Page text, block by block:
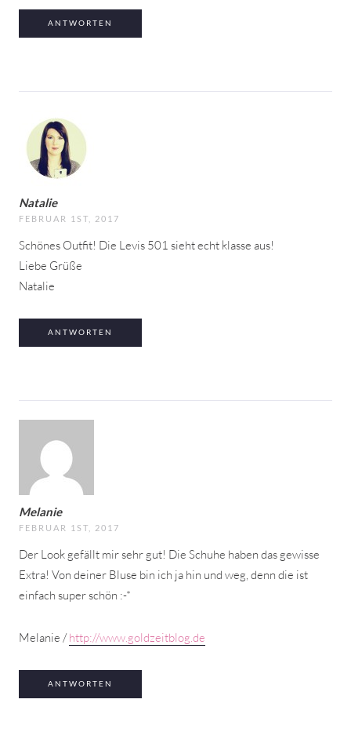
ANTWORTEN
Natalie
FEBRUAR 1ST, 2017
Schönes Outfit! Die Levis 501 sieht echt klasse aus!
Liebe Grüße
Natalie
ANTWORTEN
Melanie
FEBRUAR 1ST, 2017
Der Look gefällt mir sehr gut! Die Schuhe haben das gewisse
Extra! Von deiner Bluse bin ich ja hin und weg, denn die ist
einfach super schön :-*
Melanie /http://www.goldzeitblog.de
ANTWORTEN